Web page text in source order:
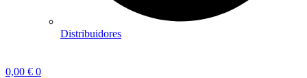
Distribuidores
0,00 € 0